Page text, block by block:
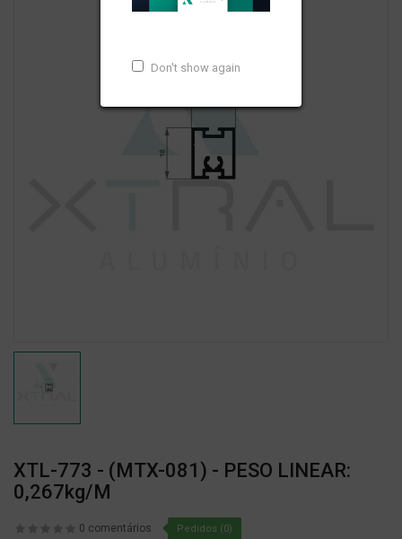
Don't show again
XTL-773 - (MTX-081) - PESO LINEAR:
0,267kg/m
0 comentários Pedidos (0)